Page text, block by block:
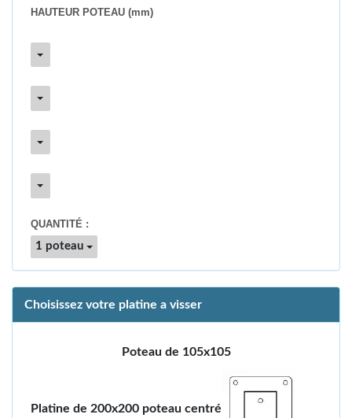
HAUTEUR POTEAU (mm)
QUANTITÉ :
1 poteau
Choisissez votre platine a visser
Poteau de 105x105
Platine de 200x200 poteau centré